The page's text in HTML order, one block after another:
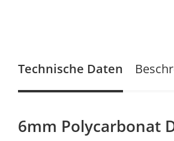
Technische Daten
6mm Polycarbonat